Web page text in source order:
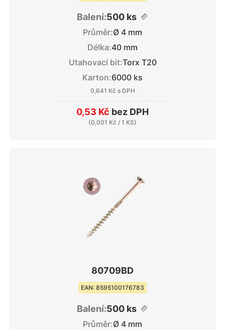
Balení:500 ks
Průměr:Ø 4 mm
Délka:40 mm
Utahovací bit:Torx T20
Karton:6000 ks
0,641 Kč s DPH
0,53 Kč bez DPH
(0,001 Kč / 1 KS)
80709BD
EAN: 8595100176783
Balení:500 ks
Průměr:Ø 4 mm